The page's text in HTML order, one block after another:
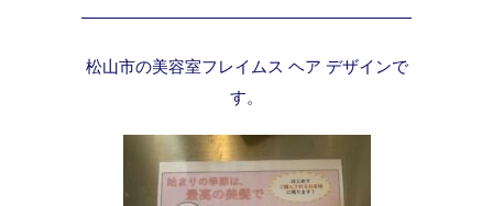
松山市の美容室フレイムス ヘア デザインで
す。